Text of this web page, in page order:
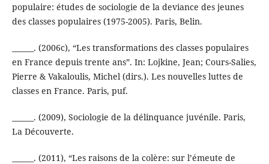
populaire: études de sociologie de la deviance des jeunes
des classes populaires (1975-2005). Paris, Belin.
______. (2006c), “Les transformations des classes populaires
en France depuis trente ans”. In: Lojkine, Jean; Cours-Salies,
Pierre & Vakaloulis, Michel (dirs.). Les nouvelles luttes de
classes en France. Paris, puf.
______. (2009), Sociologie de la délinquance juvénile. Paris,
La Découverte.
______. (2011), “Les raisons de la colère: sur l’émeute de